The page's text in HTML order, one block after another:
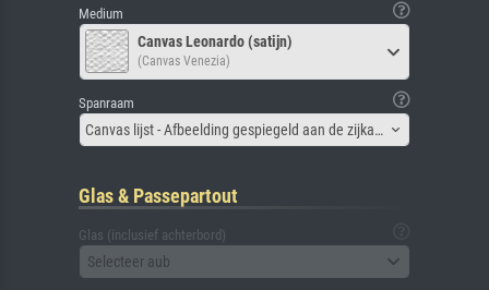
Medium
Canvas Leonardo (satijn)
(Canvas Venezia)
Spanraam
Canvas lijst - Afbeelding gespiegeld aan de zijkant
Glas & Passepartout
Glas (inclusief achterbord)
Selecteer aub